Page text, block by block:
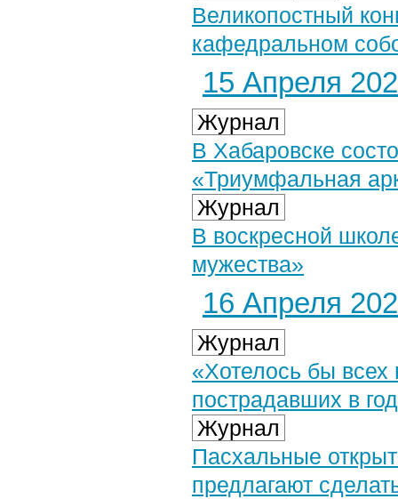
Великопостный
кафедральном
15 Апреля
Журнал
В Хабаровске
«Триумфальная
Журнал
В воскресной
мужества»
16 Апреля
Журнал
«Хотелось бы всех
пострадавших в
Журнал
Пасхальные
предлагают